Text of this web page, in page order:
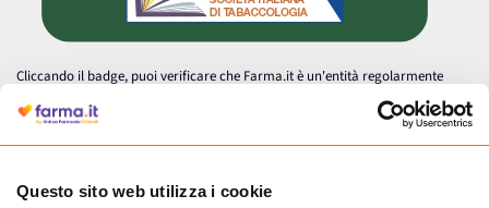
Questo sito web utilizza i cookie
Cliccando il badge, puoi verificare che Farma.it è un'entità regolarmente
autorizzata dal Ministero della Salute a effettuare la vendita online di
medicinali.